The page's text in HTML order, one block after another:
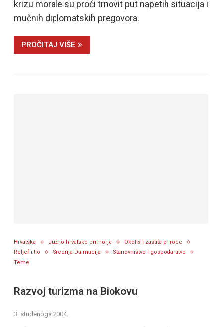
krizu morale su proći trnovit put napetih situacija i
mučnih diplomatskih pregovora.
PROČITAJ VIŠE
Hrvatska Južno hrvatsko primorje
Okoliš i zaštita prirode
Reljef i tlo
Srednja Dalmacija
Stanovništvo i gospodarstvo
Teme
Razvoj turizma na Biokovu
3. studenoga 2004.